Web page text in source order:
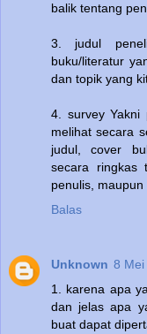
balik tentang
3. judul
buku/literatur
dan topik yang
4. survey Yakni
melihat secara
judul, cover
secara ringkas
penulis, maupun
Balas
Unknown 8 Mei
1. karena apa
dan jelas apa
buat dapat